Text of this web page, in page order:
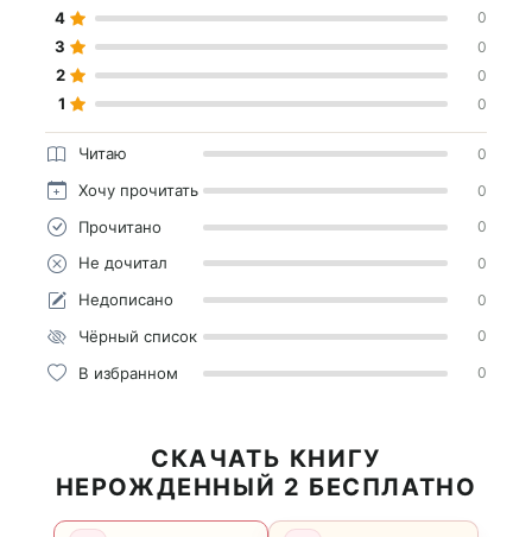
4 0
3 0
2 0
1 0
Читаю 0
Хочу прочитать 0
Прочитано 0
Не дочитал 0
Недописано 0
Чёрный список 0
В избранном 0
СКАЧАТЬ КНИГУ
НЕРОЖДЕННЫЙ 2 БЕСПЛАТНО